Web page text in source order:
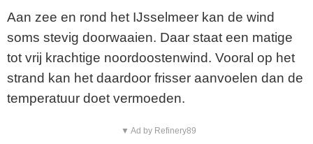
Aan zee en rond het IJsselmeer kan de wind
soms stevig doorwaaien. Daar staat een matige
tot vrij krachtige noordoostenwind. Vooral op het
strand kan het daardoor frisser aanvoelen dan de
temperatuur doet vermoeden.
▼ Ad by Refinery89